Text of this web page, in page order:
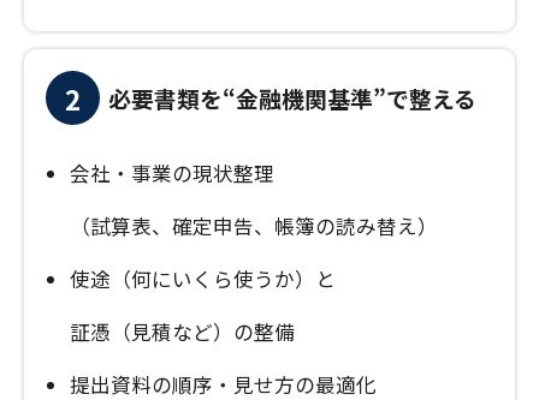
2 必要書類を“金融機関基準”で整える
会社・事業の現状整理
（試算表、確定申告、帳簿の読み替え）
使途（何にいくら使うか）と
証憑（見積など）の整備
提出資料の順序・見せ方の最適化